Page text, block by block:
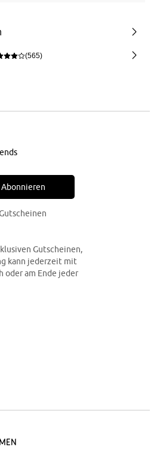
(565)
Abonnieren
Gutscheinen,
kann jederzeit mit
oder am Ende jeder